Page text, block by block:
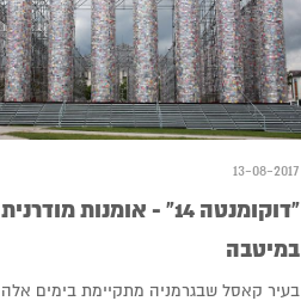
13-08-2017
"דוקומנטה 14" - אומנות מודרנית
במיטבה
בעיר קאסל שבגרמניה מתקיימת בימים אלה